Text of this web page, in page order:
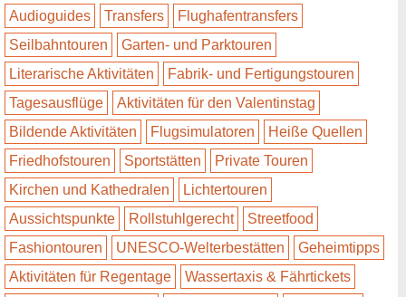
Audioguides
Transfers
Flughafentransfers
Seilbahntouren
Garten- und Parktouren
Literarische Aktivitäten
Fabrik- und Fertigungstouren
Tagesausflüge
Aktivitäten für den Valentinstag
Bildende Aktivitäten
Flugsimulatoren
Heiße Quellen
Friedhofstouren
Sportstätten
Private Touren
Kirchen und Kathedralen
Lichtertouren
Aussichtspunkte
Rollstuhlgerecht
Streetfood
Fashiontouren
UNESCO-Welterbestätten
Geheimtipps
Aktivitäten für Regentage
Wassertaxis & Fährtickets